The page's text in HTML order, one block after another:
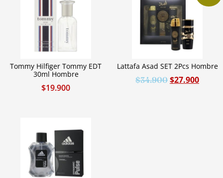
Tommy Hilfiger Tommy EDT
30ml Hombre
$19.900
Lattafa Asad SET 2Pcs Hombre
$34.900 $27.900